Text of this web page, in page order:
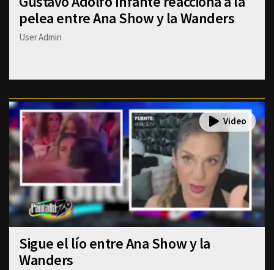
pelea entre Ana Show y la Wanders
User Admin
Sigue el lío entre Ana Show y la
Wanders